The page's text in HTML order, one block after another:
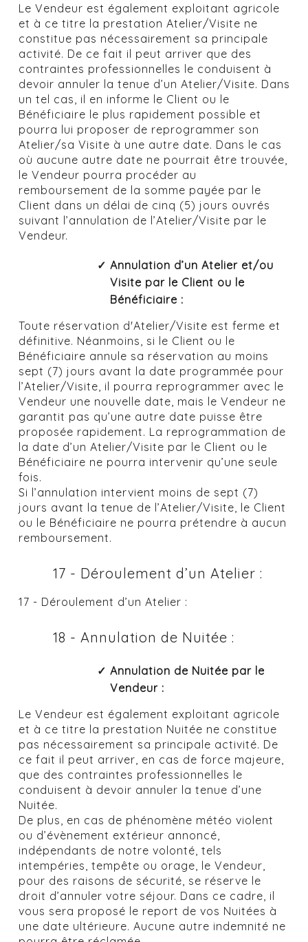
Le Vendeur est également exploitant agricole
et à ce titre la prestation Atelier/Visite ne
constitue pas nécessairement sa principale
activité. De ce fait il peut arriver que des
contraintes professionnelles le conduisent à
devoir annuler la tenue d’un Atelier/Visite. Dans
un tel cas, il en informe le Client ou le
Bénéficiaire le plus rapidement possible et
pourra lui proposer de reprogrammer son
Atelier/sa Visite à une autre date. Dans le cas
où aucune autre date ne pourrait être trouvée,
le Vendeur pourra procéder au
remboursement de la somme payée par le
Client dans un délai de cinq (5) jours ouvrés
suivant l’annulation de l’Atelier/Visite par le
Vendeur.
Annulation d’un Atelier et/ou
Visite par le Client ou le
Bénéficiaire :
Toute réservation d'Atelier/Visite est ferme et
définitive. Néanmoins, si le Client ou le
Bénéficiaire annule sa réservation au moins
sept (7) jours avant la date programmée pour
l’Atelier/Visite, il pourra reprogrammer avec le
Vendeur une nouvelle date, mais le Vendeur ne
garantit pas qu’une autre date puisse être
proposée rapidement. La reprogrammation de
la date d’un Atelier/Visite par le Client ou le
Bénéficiaire ne pourra intervenir qu’une seule
fois.
Si l’annulation intervient moins de sept (7)
jours avant la tenue de l’Atelier/Visite, le Client
ou le Bénéficiaire ne pourra prétendre à aucun
remboursement.
17 - Déroulement d’un Atelier :
17 - Déroulement d’un Atelier :
18 - Annulation de Nuitée :
Annulation de Nuitée par le
Vendeur :
Le Vendeur est également exploitant agricole
et à ce titre la prestation Nuitée ne constitue
pas nécessairement sa principale activité. De
ce fait il peut arriver, en cas de force majeure,
que des contraintes professionnelles le
conduisent à devoir annuler la tenue d’une
Nuitée.
De plus, en cas de phénomène météo violent
ou d’évènement extérieur annoncé,
indépendants de notre volonté, tels
intempéries, tempête ou orage, le Vendeur,
pour des raisons de sécurité, se réserve le
droit d’annuler votre séjour. Dans ce cadre, il
vous sera proposé le report de vos Nuitées à
une date ultérieure. Aucune autre indemnité ne